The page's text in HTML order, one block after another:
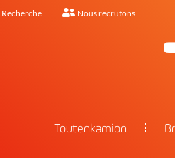
Recherche Nous recrutons
Toutenkamion